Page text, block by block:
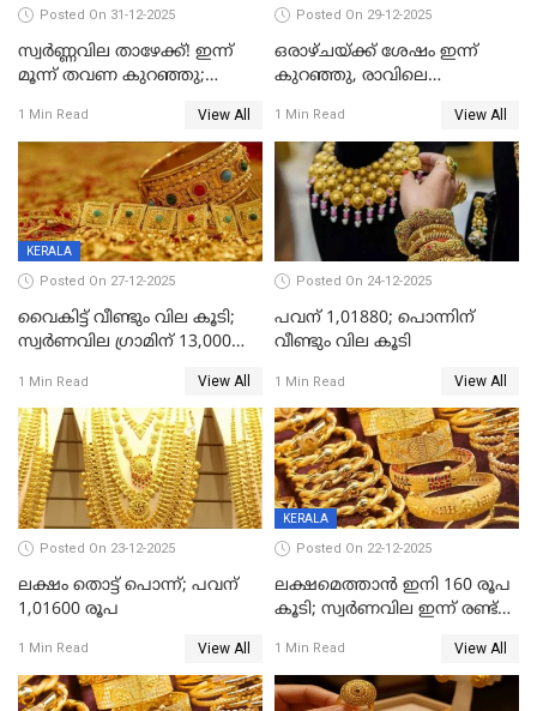
Posted On 31-12-2025
സ്വർണ്ണവില താഴേക്ക്! ഇന്ന്
മൂന്ന് തവണ കുറഞ്ഞു;
1 Min Read View All
Posted On 29-12-2025
ഒരാഴ്ചയ്ക്ക് ശേഷം ഇന്ന്
കുറഞ്ഞു, രാവിലെ
ഇടിവ്
1 Min Read View All
KERALA
Posted On 27-12-2025
വൈകിട്ട് വീണ്ടും വില കൂടി;
സ്വർണവില ഗ്രാമിന് 13,000
റെക്കോർഡ്
1 Min Read View All
Posted On 24-12-2025
പവന് 1,01880; പൊന്നിന്
വീണ്ടും വില കൂടി
1 Min Read View All
Posted On 23-12-2025
ലക്ഷം തൊട്ട് പൊന്ന്; പവന്
1,01600 രൂപ
1 Min Read View All
KERALA
Posted On 22-12-2025
ലക്ഷമെത്താൻ ഇനി 160 രൂപ
കൂടി; സ്വർണവില ഇന്ന് രണ്ട്
1 Min Read View All